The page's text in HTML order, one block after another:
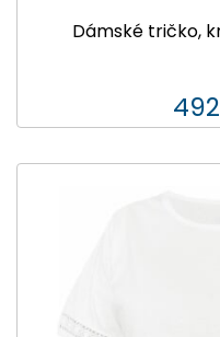
Dámské tričko,